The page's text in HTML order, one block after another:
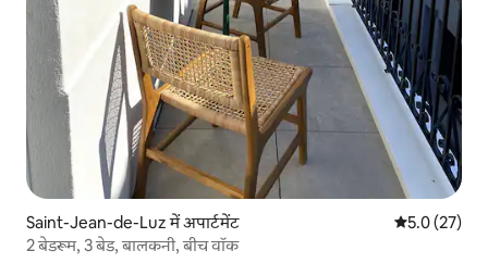
Saint-Jean-de-Luz में अपार्टमेंट औसत रेटिंग 5
5.0 (27)
2 बेडरूम, 3 बेड, बालकनी, बीच वॉक